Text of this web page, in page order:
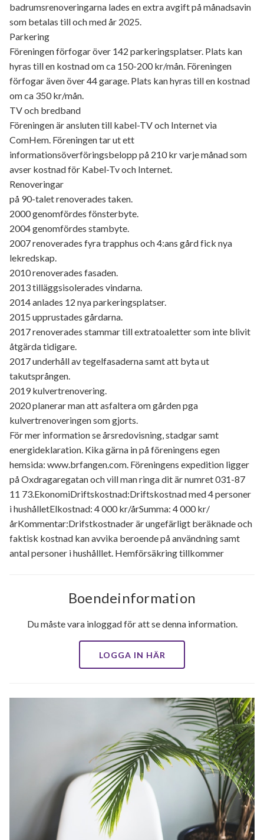
badrumsrenoveringarna lades en extra avgift på månadsavin
som betalas till och med år 2025.
Parkering
Föreningen förfogar över 142 parkeringsplatser. Plats kan
hyras till en kostnad om ca 150-200 kr/mån. Föreningen
förfogar även över 44 garage. Plats kan hyras till en kostnad
om ca 350 kr/mån.
TV och bredband
Föreningen är ansluten till kabel-TV och Internet via
ComHem. Föreningen tar ut ett
informationsöverföringsbelopp på 210 kr varje månad som
avser kostnad för Kabel-Tv och Internet.
Renoveringar
på 90-talet renoverades taken.
2000 genomfördes fönsterbyte.
2004 genomfördes stambyte.
2007 renoverades fyra trapphus och 4:ans gård fick nya
lekredskap.
2010 renoverades fasaden.
2013 tilläggsisolerades vindarna.
2014 anlades 12 nya parkeringsplatser.
2015 upprustades gårdarna.
2017 renoverades stammar till extratoaletter som inte blivit
åtgärda tidigare.
2017 underhåll av tegelfasaderna samt att byta ut
takutsprången.
2019 kulvertrenovering.
2020 planerar man att asfaltera om gården pga
kulvertrenoveringen som gjorts.
För mer information se årsredovisning, stadgar samt
energideklaration. Kika gärna in på föreningens egen
hemsida: www.brfangen.com. Föreningens expedition ligger
på Oxdragaregatan och vill man ringa dit är numret 031-87
11 73.EkonomiDriftskostnad:Driftskostnad med 4 personer
i hushålletElkostnad: 4 000 kr/årSumma: 4 000 kr/
årKommentar:Drifstkostnader är ungefärligt beräknade och
faktisk kostnad kan avvika beroende på användning samt
antal personer i hushålllet. Hemförsäkring tillkommer
Boendeinformation
Du måste vara inloggad för att se denna information.
LOGGA IN HÄR